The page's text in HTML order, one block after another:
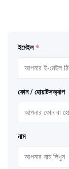
ইমেইল *
ফোন / হোয়াটসঅ্যাপ
নাম